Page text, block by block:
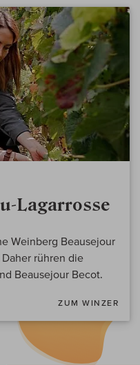
Lagarrosse
Weinberg Beausejour
rühren die
Beausejour Becot.
ZUM WINZER